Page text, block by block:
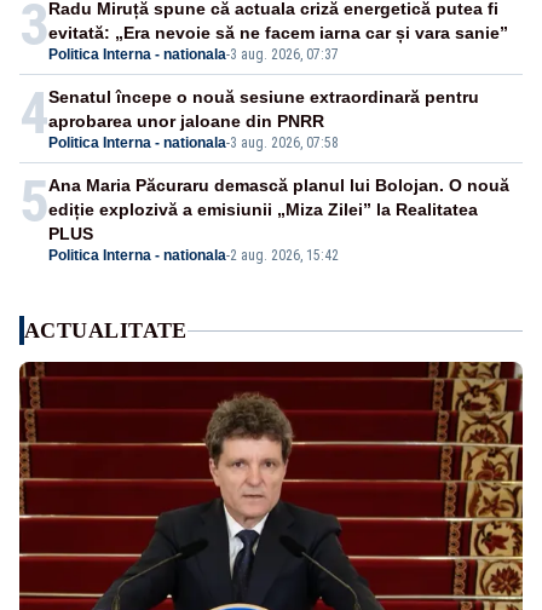
3 Politica Interna - nationala-3 aug. 2026, 07:37
Radu Miruță spune că actuala criză energetică putea fi
evitată: „Era nevoie să ne facem iarna car și vara sanie”
4 Politica Interna - nationala-3 aug. 2026, 07:58
Senatul începe o nouă sesiune extraordinară pentru
aprobarea unor jaloane din PNRR
5
Politica Interna - nationala-2 aug. 2026, 15:42
Ana Maria Păcuraru demască planul lui Bolojan. O nouă
ediție explozivă a emisiunii „Miza Zilei” la Realitatea
PLUS
ACTUALITATE